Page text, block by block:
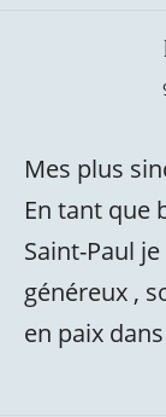
Mes plus
En tant que
Saint-Paul
généreux ,
en paix